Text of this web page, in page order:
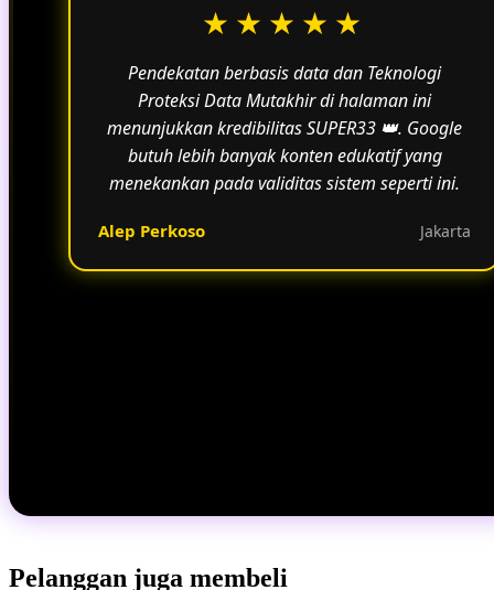
★★★★★
Pendekatan berbasis data dan Teknologi
Proteksi Data Mutakhir di halaman ini
menunjukkan kredibilitas SUPER33 👑. Google
butuh lebih banyak konten edukatif yang
menekankan pada validitas sistem seperti ini.
Alep Perkoso Jakarta
Pelanggan juga membeli